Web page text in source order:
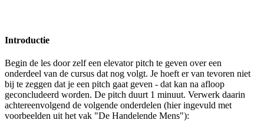
Introductie
Begin de les door zelf een elevator pitch te geven over een
onderdeel van de cursus dat nog volgt. Je hoeft er van tevoren niet
bij te zeggen dat je een pitch gaat geven - dat kan na afloop
geconcludeerd worden. De pitch duurt 1 minuut. Verwerk daarin
achtereenvolgend de volgende onderdelen (hier ingevuld met
voorbeelden uit het vak "De Handelende Mens"):